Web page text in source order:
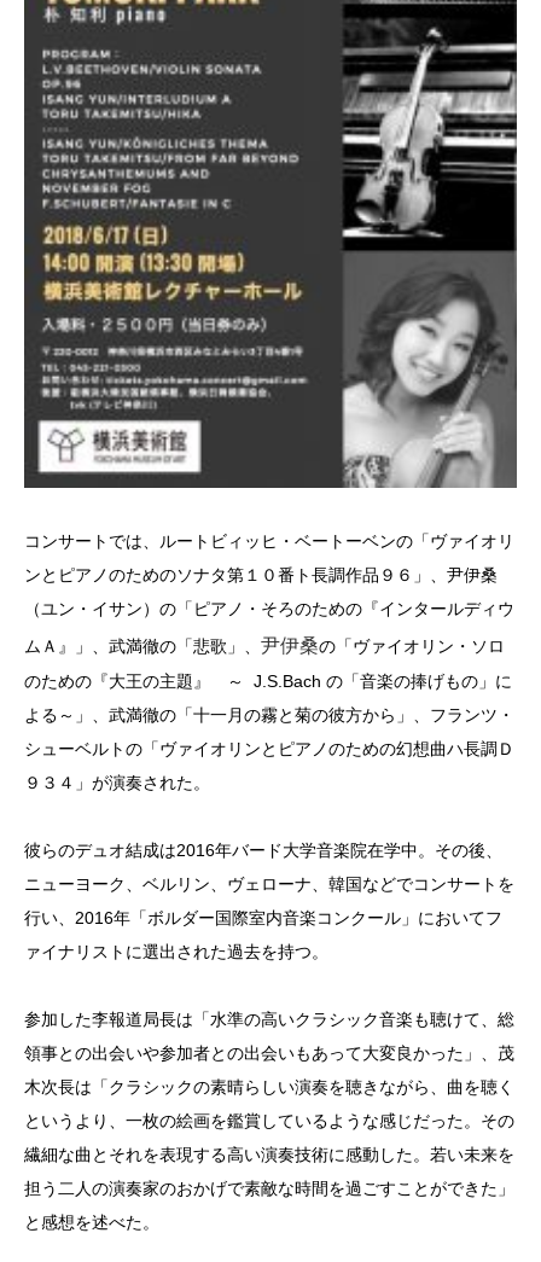
コンサートでは、ルートビィッヒ・ベートーベンの「ヴァイオリ
ンとピアノのためのソナタ第１０番ト長調作品９６」、尹伊桑
（ユン・イサン）の「ピアノ・そろのための『インタールディウ
ムＡ』」、武満徹の「悲歌」、 尹伊桑の「ヴァイオリン・ソロ
のための『大王の主題』 ～ J.S.Bach の「音楽の捧げもの」に
よる～」、武満徹の「十一月の霧と菊の彼方から」、フランツ・
シューベルトの「ヴァイオリンとピアノのための幻想曲ハ長調Ｄ
９３４」が演奏された。
彼らのデュオ結成は2016年バード大学音楽院在学中。その後、
ニューヨーク、ベルリン、ヴェローナ、韓国などでコンサートを
行い、2016年「ボルダー国際室内音楽コンクール」においてフ
ァイナリストに選出された過去を持つ。
参加した李報道局長は「水準の高いクラシック音楽も聴けて、総
領事との出会いや参加者との出会いもあって大変良かった」、茂
木次長は「クラシックの素晴らしい演奏を聴きながら、曲を聴く
というより、一枚の絵画を鑑賞しているような感じだった。その
繊細な曲とそれを表現する高い演奏技術に感動した。若い未来を
担う二人の演奏家のおかげで素敵な時間を過ごすことができた」
と感想を述べた。